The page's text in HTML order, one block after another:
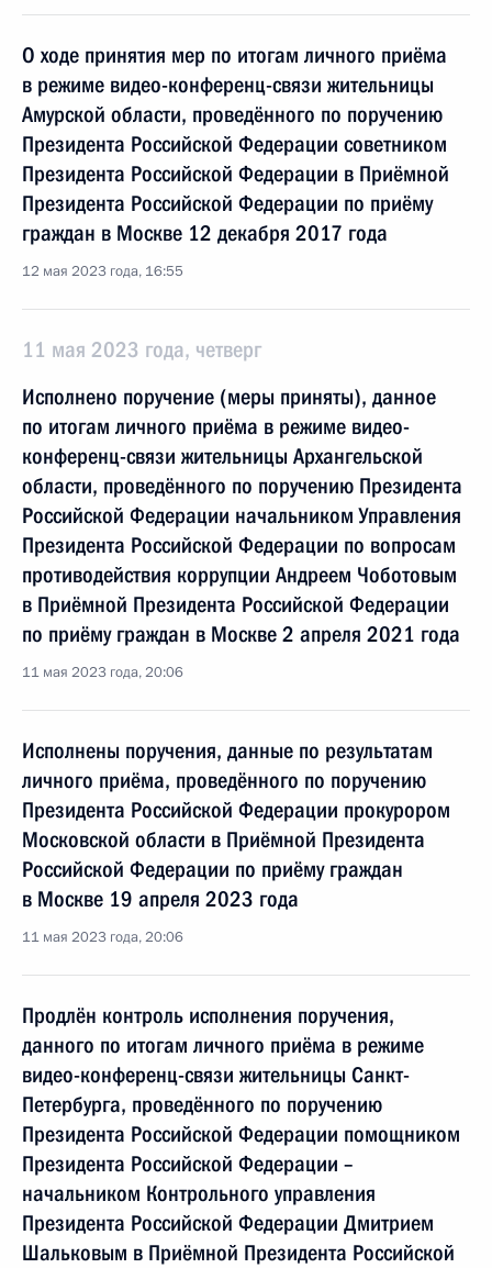
О ходе принятия мер по итогам личного приёма
в режиме видео-конференц-связи жительницы
Амурской области, проведённого по поручению
Президента Российской Федерации советником
Президента Российской Федерации в Приёмной
Президента Российской Федерации по приёму
граждан в Москве 12 декабря 2017 года
12 мая 2023 года, 16:55
11 мая 2023 года, четверг
Исполнено поручение (меры приняты), данное
по итогам личного приёма в режиме видео-
конференц-связи жительницы Архангельской
области, проведённого по поручению Президента
Российской Федерации начальником Управления
Президента Российской Федерации по вопросам
противодействия коррупции Андреем Чоботовым
в Приёмной Президента Российской Федерации
по приёму граждан в Москве 2 апреля 2021 года
11 мая 2023 года, 20:06
Исполнены поручения, данные по результатам
личного приёма, проведённого по поручению
Президента Российской Федерации прокурором
Московской области в Приёмной Президента
Российской Федерации по приёму граждан
в Москве 19 апреля 2023 года
11 мая 2023 года, 20:06
Продлён контроль исполнения поручения,
данного по итогам личного приёма в режиме
видео-конференц-связи жительницы Санкт-
Петербурга, проведённого по поручению
Президента Российской Федерации помощником
Президента Российской Федерации –
начальником Контрольного управления
Президента Российской Федерации Дмитрием
Шальковым в Приёмной Президента Российской